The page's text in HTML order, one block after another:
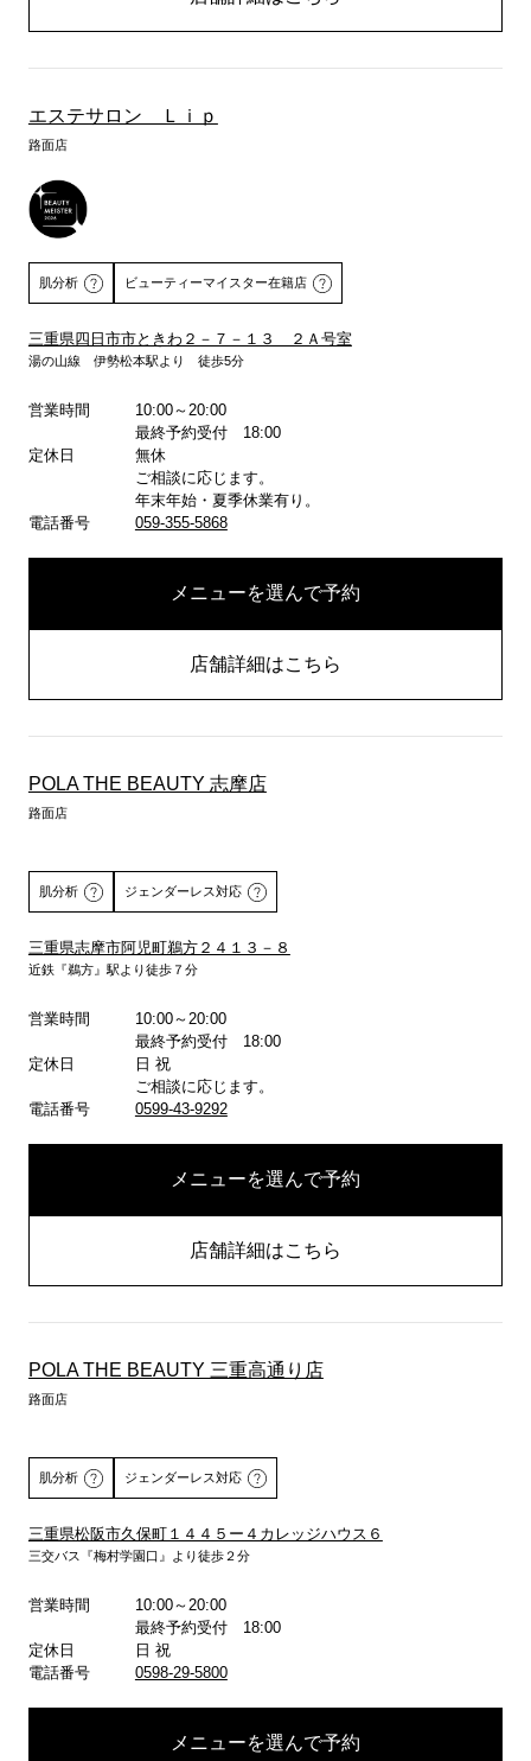
エステサロン Ｌｉｐ
路面店
肌分析 ビューティーマイスター在籍店
三重県四日市市ときわ２－７－１３ ２Ａ号室
湯の山線 伊勢松本駅より 徒歩5分
営業時間
10:00～20:00
最終予約受付 18:00
定休日
無休
ご相談に応じます。
年末年始・夏季休業有り。
電話番号
059-355-5868
メニューを選んで予約
店舗詳細はこちら
POLA THE BEAUTY 志摩店
路面店
肌分析 ジェンダーレス対応
三重県志摩市阿児町鵜方２４１３－８
近鉄『鵜方』駅より徒歩７分
営業時間
10:00～20:00
最終予約受付 18:00
定休日
日 祝
ご相談に応じます。
電話番号
0599-43-9292
メニューを選んで予約
店舗詳細はこちら
POLA THE BEAUTY 三重高通り店
路面店
肌分析 ジェンダーレス対応
三重県松阪市久保町１４４５ー４カレッジハウス６
三交バス『梅村学園口』より徒歩２分
営業時間
10:00～20:00
最終予約受付 18:00
定休日
日 祝
電話番号
0598-29-5800
メニューを選んで予約